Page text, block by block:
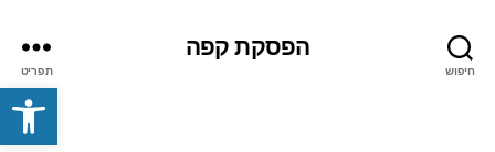
פתח סרגל נגישות
חיפוש
הפסקת קפה
תפריט